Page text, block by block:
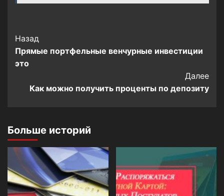
Post
Navigation
Назад
Прямые портфельные венчурные инвестиции
это
Далее
Как можно получить проценты по депозиту
Больше историй